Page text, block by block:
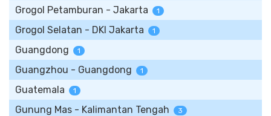
Grogol Petamburan - Jakarta 1
Grogol Selatan - DKI Jakarta 1
Guangdong 1
Guangzhou - Guangdong 1
Guatemala 1
Gunung Mas - Kalimantan Tengah 3